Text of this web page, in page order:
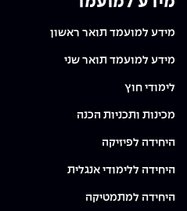
מידע למועמד תואר ראשון
מידע למועמד תואר שני
לימודי חוץ
מכינות ותכניות הכנה
היחידה לפיזיקה
היחידה ללימודי אנגלית
היחידה למתמטיקה